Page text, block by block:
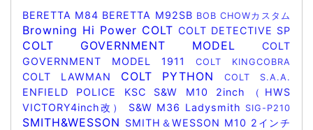
BERETTA M84 BERETTA M92SB BOB CHOWカスタム
Browning Hi Power COLT COLT DETECTIVE SP
COLT GOVERNMENT MODEL COLT
GOVERNMENT MODEL 1911 COLT KINGCOBRA
COLT LAWMAN COLT PYTHONCOLT S.A.A.
ENFIELD POLICE KSC S&W M10 2inch（HWS
VICTORY4inch改） S&W M36 Ladysmith SIG-P210
SMITH&WESSON SMITH＆WESSON M10 2インチ